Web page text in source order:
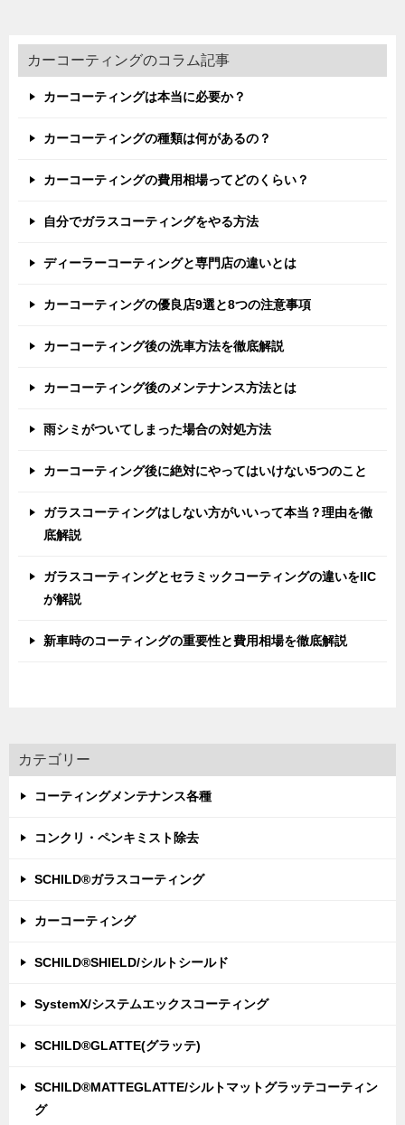
カーコーティングのコラム記事
カーコーティングは本当に必要か？
カーコーティングの種類は何があるの？
カーコーティングの費用相場ってどのくらい？
自分でガラスコーティングをやる方法
ディーラーコーティングと専門店の違いとは
カーコーティングの優良店9選と8つの注意事項
カーコーティング後の洗車方法を徹底解説
カーコーティング後のメンテナンス方法とは
雨シミがついてしまった場合の対処方法
カーコーティング後に絶対にやってはいけない5つのこと
ガラスコーティングはしない方がいいって本当？理由を徹
底解説
ガラスコーティングとセラミックコーティングの違いをIIC
が解説
新車時のコーティングの重要性と費用相場を徹底解説
カテゴリー
コーティングメンテナンス各種
コンクリ・ペンキミスト除去
SCHILD®ガラスコーティング
カーコーティング
SCHILD®SHIELD/シルトシールド
SystemX/システムエックスコーティング
SCHILD®GLATTE(グラッテ)
SCHILD®MATTEGLATTE/シルトマットグラッテコーティン
グ